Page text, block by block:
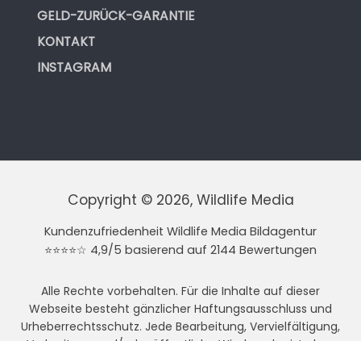
GELD-ZURÜCK-GARANTIE
KONTAKT
INSTAGRAM
Copyright © 2026, Wildlife Media
Kundenzufriedenheit Wildlife Media Bildagentur
⭐⭐⭐⭐☆ 4,9/5 basierend auf 2144 Bewertungen
Alle Rechte vorbehalten. Für die Inhalte auf dieser
Webseite besteht gänzlicher Haftungsausschluss und
Urheberrechtsschutz. Jede Bearbeitung, Vervielfältigung,